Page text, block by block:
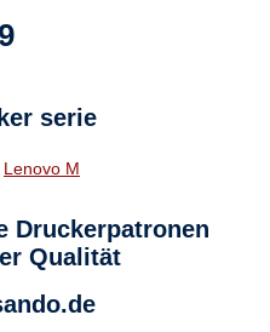
serie
Lenovo M
Druckerpatronen
Qualität